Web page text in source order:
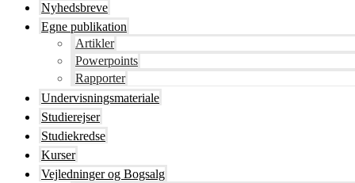
Nyhedsbreve
Egne publikation
Artikler
Powerpoints
Rapporter
Undervisningsmateriale
Studierejser
Studiekredse
Kurser
Vejledninger og Bogsalg